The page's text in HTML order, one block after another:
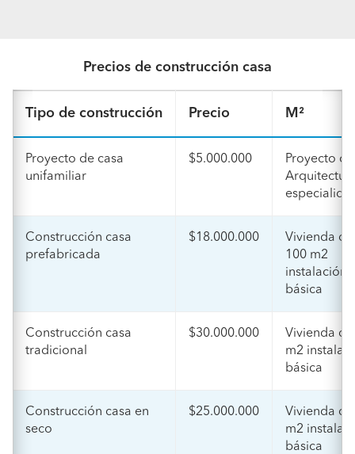
Precios de construcción casa
Tipo de construcción Precio M²
Proyecto de casa
unifamiliar
$5.000.000
Proyecto
Construcción casa
prefabricada
$18.000.000
Vivienda de
100 m2
instalación
básica
Construcción casa
tradicional
$30.000.000
Vivienda
m2
básica
Construcción casa en
seco
$25.000.000
Vivienda
m2
básica